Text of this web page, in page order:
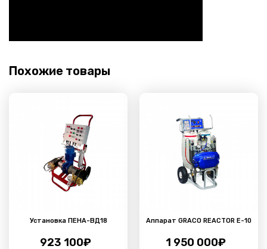
Похожие товары
Установка ПЕНА-ВД18
923 100₽
Аппарат GRACO REACTOR E-10
1 950 000₽